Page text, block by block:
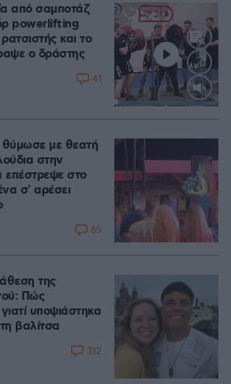
Loaded
από σαμποτάζ
powerlifting
και το
ο δράστης
41
θύμωσε με θεατή
στην
επέστρεψε στο
σ' αρέσει
65
της
Πώς
υποψιάστηκα
βαλίτσα
312